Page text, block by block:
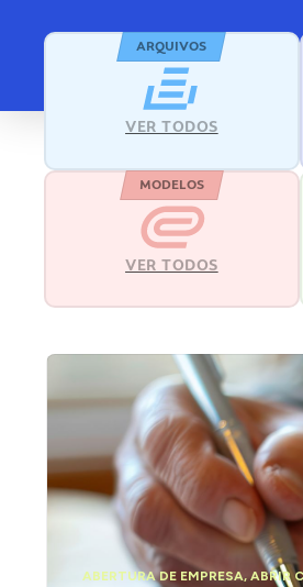
ARQUIVOS
VER TODOS
MODELOS
VER TODOS
ABERTURA DE EMPRESA,ABRIR